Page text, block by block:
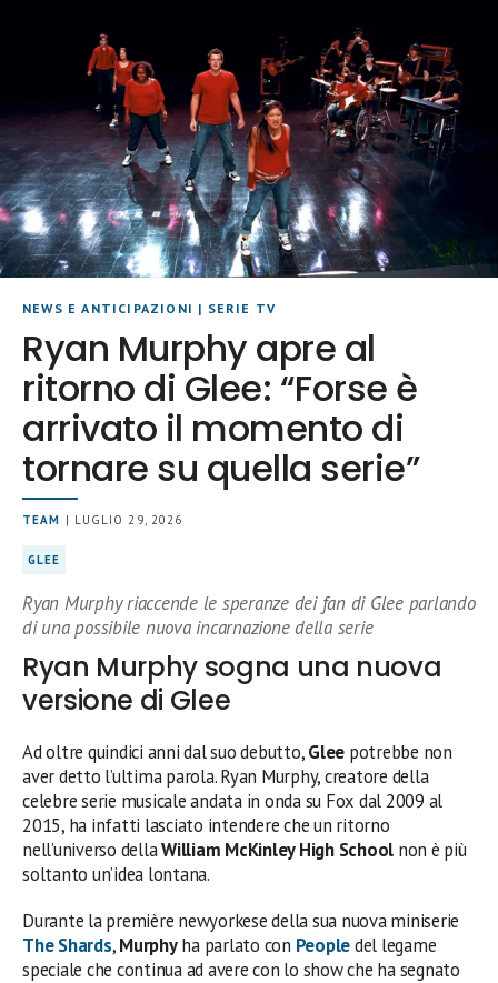
NEWS E ANTICIPAZIONI | SERIE TV
Ryan Murphy apre al
ritorno di Glee: “Forse è
arrivato il momento di
tornare su quella serie”
TEAM | LUGLIO 29, 2026
GLEE
Ryan Murphy riaccende le speranze dei fan di Glee parlando
di una possibile nuova incarnazione della serie
Ryan Murphy sogna una nuova
versione di Glee
Ad oltre quindici anni dal suo debutto,Glee potrebbe non
aver detto l’ultima parola. Ryan Murphy, creatore della
celebre serie musicale andata in onda su Fox dal 2009 al
2015, ha infatti lasciato intendere che un ritorno
nell’universo dellaWilliam McKinley High School non è più
soltanto un’idea lontana.
Durante la première newyorkese della sua nuova miniserie
The Shards,Murphyha parlato con Peopledel legame
speciale che continua ad avere con lo show che ha segnato